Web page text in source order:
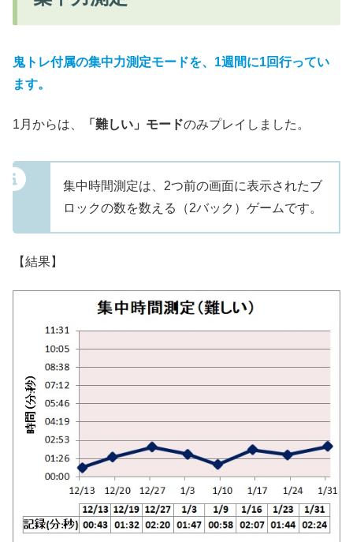
鬼トレ付属の集中力測定モードを、1週間に1回行ってい
ます。
1月からは、 「難しい」モードのみプレイしました。
集中時間測定は、2つ前の画面に表示されたブ
ロックの数を数える（2バック）ゲームです。
【結果】